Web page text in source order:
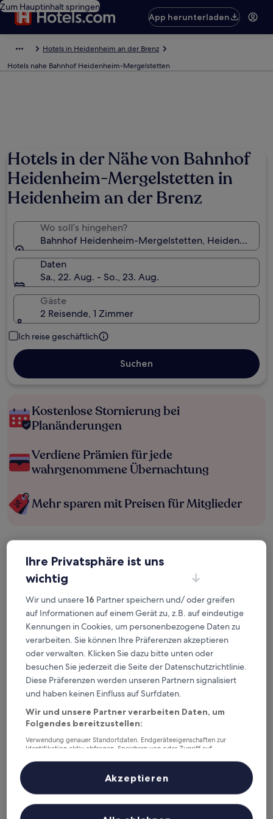
Zum Hauptinhalt springen
App herunterladen
Hotels in Heidenheim an der Brenz
Hotels nahe Bahnhof Heidenheim-Mergelstetten
Hotels in der Nähe von Bahnhof
Heidenheim-Mergelstetten in
Heidenheim an der Brenz
Wo soll’s hingehen?
Bahnhof Heidenheim-Mergelstetten, Heidenheim
Daten
Sa., 22. Aug. - So., 23. Aug.
Gäste
2 Reisende, 1 Zimmer
Ich reise geschäftlich
Suchen
Kostenlose Stornierung bei
Planänderungen
Verdiene Prämien für jede
wahrgenommene Übernachtung
Mehr sparen mit Preisen für Mitglieder
Heute
Morgen
In zwei Wochen
21. Aug. - 23. Aug.
Empfohlene Unterkünfte Preis (aufsteigend)
Deine Ausgangsbasis nahe
Bahnhof Heidenheim-
Mergelstetten
Schlosshotel Hellenstein
Ihre Privatsphäre ist uns
wichtig
Wir und unsere16 Partner speichern und/ oder greifen
auf Informationen auf einem Gerät zu, z.B. auf eindeutige
Kennungen in Cookies, um personenbezogene Daten zu
verarbeiten. Sie können Ihre Präferenzen akzeptieren
oder verwalten. Klicken Sie dazu bitte unten oder
besuchen Sie jederzeit die Seite der Datenschutzrichtlinie.
Diese Präferenzen werden unseren Partnern signalisiert
und haben keinen Einfluss auf Surfdaten.
Wir und unsere Partner verarbeiten Daten, um
Folgendes bereitzustellen:
Verwendung genauer Standortdaten. Endgeräteeigenschaften zur
Identifikation aktiv abfragen. Speichern von oder Zugriff auf
Inhalte, Messung von Werbeleistung und der Performance von Inhalten,
Zielgruppenforschung sowie Entwicklung und Verbesserung von
Liste der Partner (Lieferanten)
Akzeptieren